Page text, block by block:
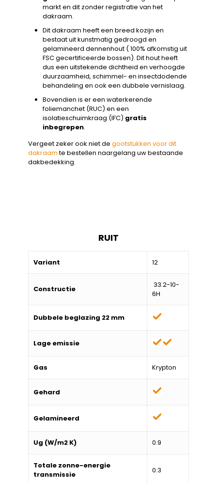
markt en dit zonder registratie van het
dakraam.
Dit dakraam heeft een breed kozijn en
bestaat uit kunstmatig gedroogd en
gelamineerd dennenhout ( 100% afkomstig uit
FSC gecertificeerde bossen). Dit hout heeft
dus een uitstekende dichtheid en verhoogde
duurzaamheid, schimmel- en insectdodende
behandeling en ook een dubbele vernislaag.
Bovendien is er een waterkerende
foliemanchet (RUC) en een
isolatieschuimkraag (IFC) gratis
inbegrepen.
Vergeet zeker ook niet de gootstukken voor dit
dakraamte bestellen naargelang uw bestaande
dakbedekking.
RUIT
Variant 12
Constructie
33.2-10-
6H
Dubbele beglazing 22 mm
Lage emissie
Gas Krypton
Gehard
Gelamineerd
Ug (W/m2 K) 0.9
Totale zonne-energie
transmissie
0.3